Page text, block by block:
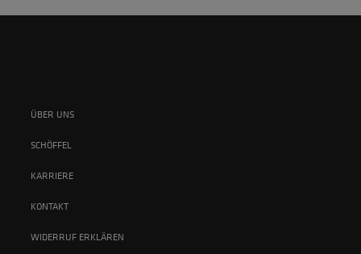
ÜBER UNS
SCHÖFFEL
KARRIERE
KONTAKT
WIDERRUF ERKLÄREN